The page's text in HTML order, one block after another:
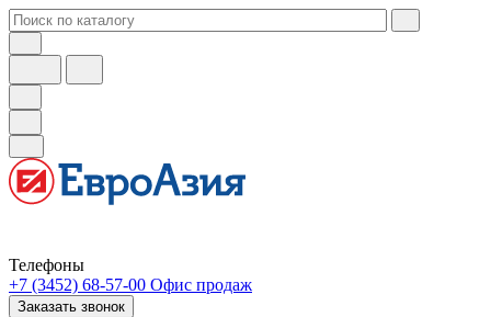
Телефоны
+7 (3452) 68-57-00 Офис продаж
Заказать звонок